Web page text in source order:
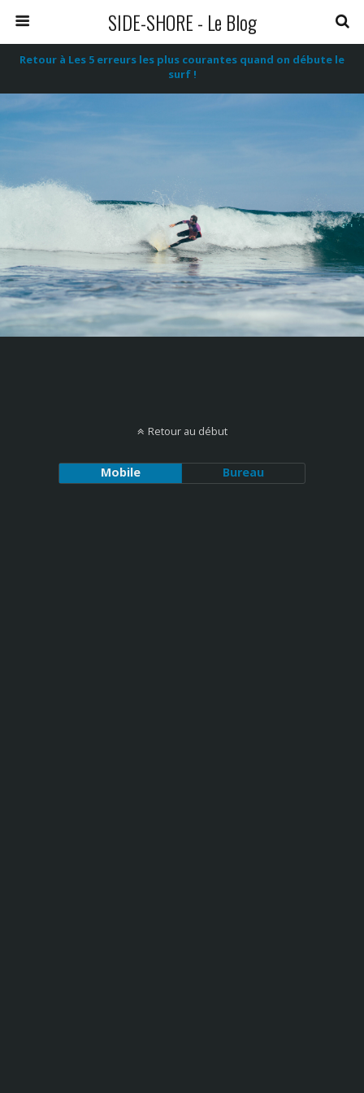
SIDE-SHORE - Le Blog
Retour à Les 5 erreurs les plus courantes quand on débute le
surf !
Retour au début
Mobile Bureau